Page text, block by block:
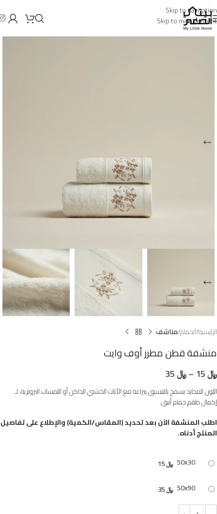
Skip to navigation
Skip to main content
الرئيسية الحمام مناشف
منشفة قطن مطرز أوف وايت
﷼ –﷼
اللون المحايد يسمح بالتنسيق ببراعة مع الأثاث الخشبي الداكن أو اللمسات البرونزية، لـ
إكمال طقم حمام أنيق.
اطلب المنشفة الآن بعد تحديد (المقاس/الكمية) والإطلاع على تفاصيل
المنتج أدناه.
50x30 ﷼
50x90 ﷼